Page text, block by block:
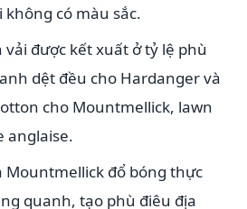
có màu sắc.
được kết xuất ở tỷ lệ phù
dệt đều cho Hardanger và
cho Mountmellick, lawn
anglaise.
Mountmellick đổ bóng thực
quanh, tạo phù điêu địa